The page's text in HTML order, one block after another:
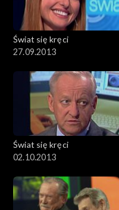
Świat się kręci
27.09.2013
Świat się kręci
02.10.2013